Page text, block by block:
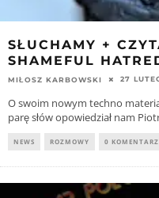
SŁUCHAMY +
SHAMEFUL
MIŁOSZ KARBOWSKI 27
O swoim nowym techno
parę słów opowiedział nam
NEWS ROZMOWY 0